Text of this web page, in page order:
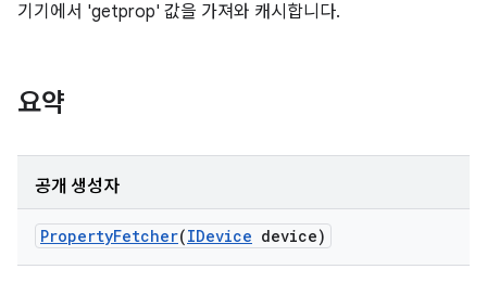
기기에서 'getprop' 값을 가져와 캐시합니다.
요약
공개 생성자
PropertyFetcher(IDevice device)